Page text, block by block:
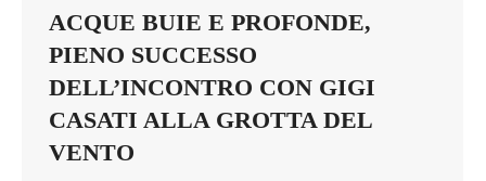
ACQUE BUIE E PROFONDE,
PIENO SUCCESSO
DELL’INCONTRO CON GIGI
CASATI ALLA GROTTA DEL
VENTO